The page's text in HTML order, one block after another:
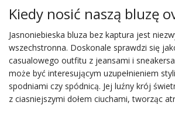
Kiedy nosić naszą bluzę
Jasnoniebieska bluza bez kaptura jest
wszechstronna. Doskonale sprawdzi się
casualowego outfitu z jeansami i
może być interesującym uzupełnieniem
spodniami czy spódnicą. Jej luźny krój
z ciasniejszymi dołem ciuchami, tworząc